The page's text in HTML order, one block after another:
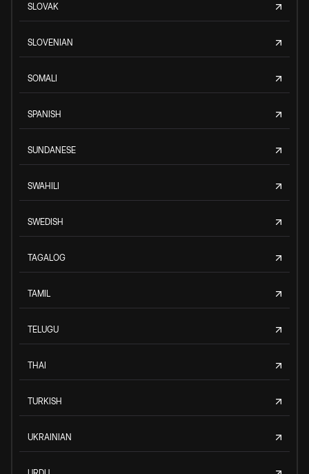
SLOVAK
SLOVENIAN
SOMALI
SPANISH
SUNDANESE
SWAHILI
SWEDISH
TAGALOG
TAMIL
TELUGU
THAI
TURKISH
UKRAINIAN